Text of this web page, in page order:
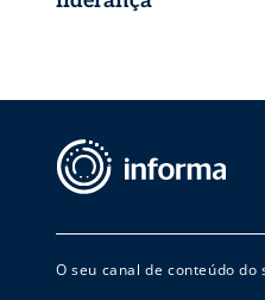
O seu canal de conteúdo do